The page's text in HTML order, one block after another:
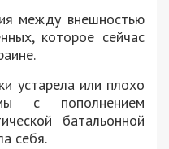
между внешностью
которое сейчас
устарела или плохо
с пополнением
батальонной
себя.